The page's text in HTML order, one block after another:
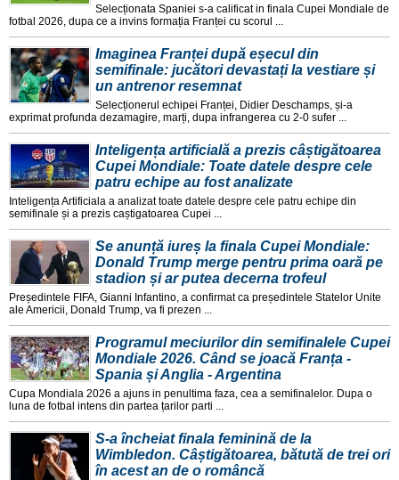
Selecționata Spaniei s-a calificat in finala Cupei Mondiale de
fotbal 2026, dupa ce a invins formația Franței cu scorul ...
Imaginea Franței după eșecul din
semifinale: jucători devastați la vestiare și
un antrenor resemnat
Selecționerul echipei Franței, Didier Deschamps, și-a
exprimat profunda dezamagire, marți, dupa infrangerea cu 2-0 sufer ...
Inteligența artificială a prezis câștigătoarea
Cupei Mondiale: Toate datele despre cele
patru echipe au fost analizate
Inteligența Artificiala a analizat toate datele despre cele patru echipe din
semifinale și a prezis caștigatoarea Cupei ...
Se anunță iureș la finala Cupei Mondiale:
Donald Trump merge pentru prima oară pe
stadion și ar putea decerna trofeul
Președintele FIFA, Gianni Infantino, a confirmat ca președintele Statelor Unite
ale Americii, Donald Trump, va fi prezen ...
Programul meciurilor din semifinalele Cupei
Mondiale 2026. Când se joacă Franța -
Spania și Anglia - Argentina
Cupa Mondiala 2026 a ajuns in penultima faza, cea a semifinalelor. Dupa o
luna de fotbal intens din partea țarilor parti ...
S-a încheiat finala feminină de la
Wimbledon. Câștigătoarea, bătută de trei ori
în acest an de o româncă